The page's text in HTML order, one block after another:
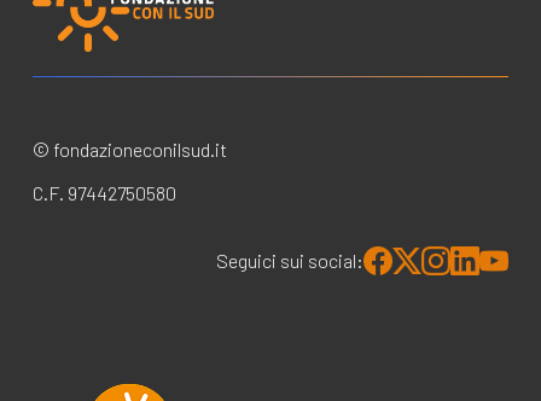
© fondazioneconilsud.it
C.F. 97442750580
Seguici sui social: